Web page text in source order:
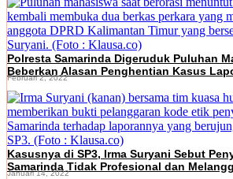
Polresta Samarinda Digeruduk Puluhan
Beberkan Alasan Penghentian Kasus
Februari 2, 2022
Kasusnya di SP3, Irma Suryani Sebut
Samarinda Tidak Profesional dan
Januari 14, 2022